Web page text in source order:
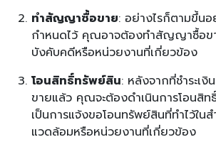
ทำสัญญาซื้อขาย: อย่างไรก็ตามขึ้น
กำหนดไว้ คุณอาจต้องทำสัญญาซื้อข
บังคับคดีหรือหน่วยงานที่เกี่ยวข้อง
โอนสิทธิ์ทรัพย์สิน: หลังจากที่ชำระเ
ขายแล้ว คุณจะต้องดำเนินการโอนสิ
เป็นการแจ้งขอโอนทรัพย์สินที่ทำไว้ใน
แวดล้อมหรือหน่วยงานที่เกี่ยวข้อง